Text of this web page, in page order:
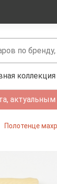
коллекция
Полотенце